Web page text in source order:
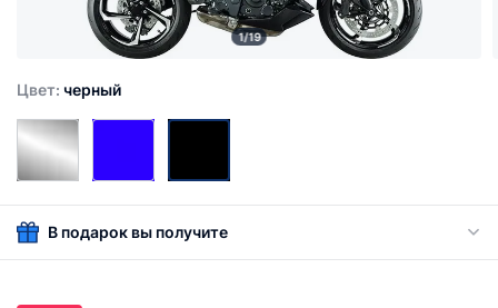
1/19
Цвет: черный
В подарок вы получите